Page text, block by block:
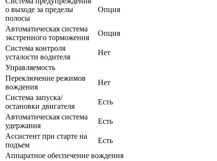
о выходе за пределы
полосы
Опция
Автоматическая система
экстренного торможения
Опция
Система контроля
усталости водителя
Нет
Управляемость
Переключение режимов
вождения
Нет
Система запуска/
остановки двигателя
Есть
Автоматическая система
удержания
Есть
Ассистент при старте на
подъем
Есть
Аппаратное обеспечение вождения